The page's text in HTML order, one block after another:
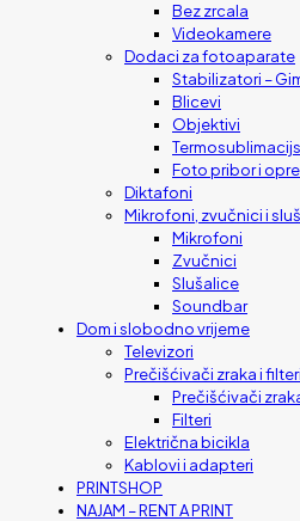
Bez zrcala
Videokamere
Dodaci za fotoaparate
Stabilizatori –
Blicevi
Objektivi
Foto pribor i
Diktafoni
Mikrofoni, zvučnici i
Mikrofoni
Zvučnici
Slušalice
Soundbar
Dom i slobodno vrijeme
Televizori
Prečišćivači zraka i filteri
Prečišćivači
Filteri
Električna bicikla
Kablovi i adapteri
PRINTSHOP
NAJAM – RENT A PRINT